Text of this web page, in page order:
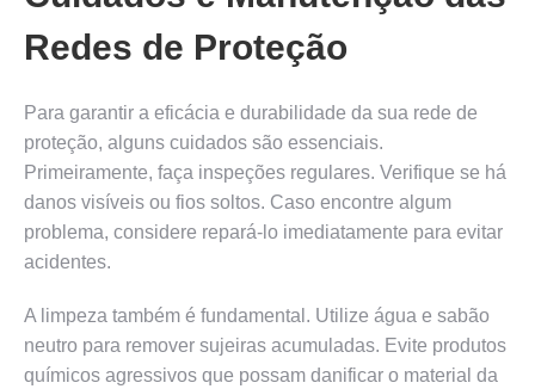
Redes de Proteção
Para garantir a eficácia e durabilidade da sua rede de
proteção, alguns cuidados são essenciais.
Primeiramente, faça inspeções regulares. Verifique se há
danos visíveis ou fios soltos. Caso encontre algum
problema, considere repará-lo imediatamente para evitar
acidentes.
A limpeza também é fundamental. Utilize água e sabão
neutro para remover sujeiras acumuladas. Evite produtos
químicos agressivos que possam danificar o material da